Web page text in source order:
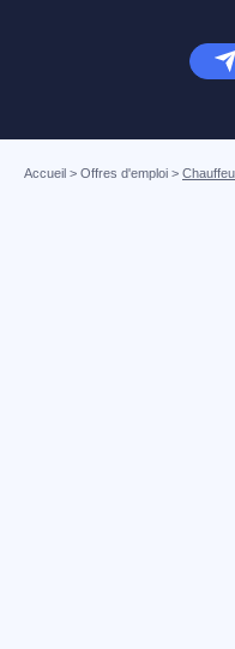
Accueil > Offres d'emploi >